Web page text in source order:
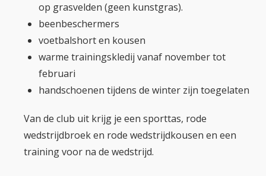
op grasvelden (geen kunstgras).
beenbeschermers
voetbalshort en kousen
warme trainingskledij vanaf november tot
februari
handschoenen tijdens de winter zijn toegelaten
Van de club uit krijg je een sporttas, rode
wedstrijdbroek en rode wedstrijdkousen en een
training voor na de wedstrijd.